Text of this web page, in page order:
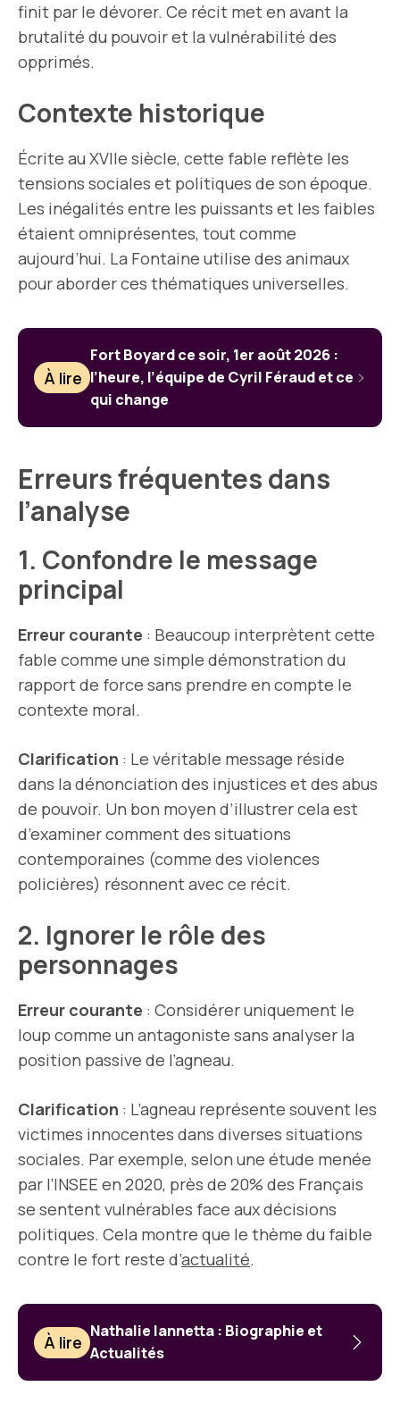
finit par le dévorer. Ce récit met en avant la
brutalité du pouvoir et la vulnérabilité des
opprimés.
Contexte historique
Écrite au XVIIe siècle, cette fable reflète les
tensions sociales et politiques de son époque.
Les inégalités entre les puissants et les faibles
étaient omniprésentes, tout comme
aujourd’hui. La Fontaine utilise des animaux
pour aborder ces thématiques universelles.
À lire
Fort Boyard ce soir, 1er août 2026 :
l’heure, l’équipe de Cyril Féraud et ce
qui change
Erreurs fréquentes dans
l’analyse
1. Confondre le message
principal
Erreur courante : Beaucoup interprètent cette
fable comme une simple démonstration du
rapport de force sans prendre en compte le
contexte moral.
Clarification : Le véritable message réside
dans la dénonciation des injustices et des abus
de pouvoir. Un bon moyen d’illustrer cela est
d’examiner comment des situations
contemporaines (comme des violences
policières) résonnent avec ce récit.
2. Ignorer le rôle des
personnages
Erreur courante : Considérer uniquement le
loup comme un antagoniste sans analyser la
position passive de l’agneau.
Clarification : L’agneau représente souvent les
victimes innocentes dans diverses situations
sociales. Par exemple, selon une étude menée
par l’INSEE en 2020, près de 20% des Français
se sentent vulnérables face aux décisions
politiques. Cela montre que le thème du faible
contre le fort reste d’actualité.
À lire
Nathalie Iannetta : Biographie et
Actualités